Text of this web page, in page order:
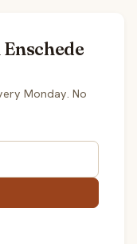
Monday. No